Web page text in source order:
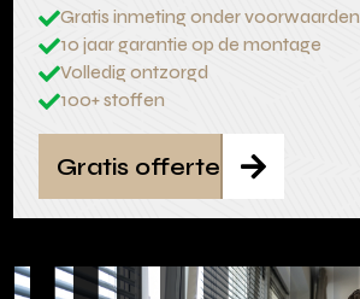
Gratis inmeting onder voorwaarden
10 jaar garantie op de montage
Volledig ontzorgd
100+ stoffen

Gratis offerte